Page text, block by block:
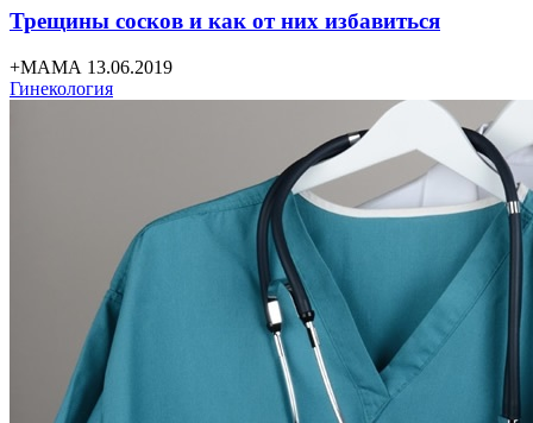
Трещины сосков и как от них избавиться
+МАМА 13.06.2019
Гинекология